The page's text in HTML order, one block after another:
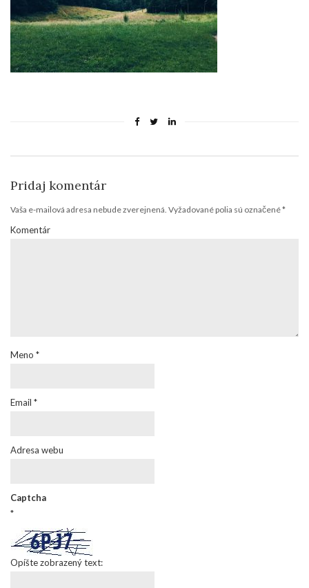
Pridaj komentár
Vaša e-mailová adresa nebude zverejnená. Vyžadované polia sú označené*
Komentár
Meno *
Email *
Adresa webu
Captcha
*
Opíšte zobrazený text: